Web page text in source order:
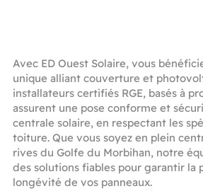
Avec ED Ouest Solaire, vous
unique alliant couverture et
installateurs certifiés RGE, basés à
assurent une pose conforme et
centrale solaire, en respectant les
toiture. Que vous soyez en plein
rives du Golfe du Morbihan, notre
des solutions fiables pour garantir la
longévité de vos panneaux.